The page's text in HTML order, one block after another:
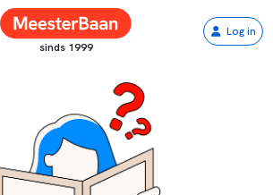
sinds 1999
Log in